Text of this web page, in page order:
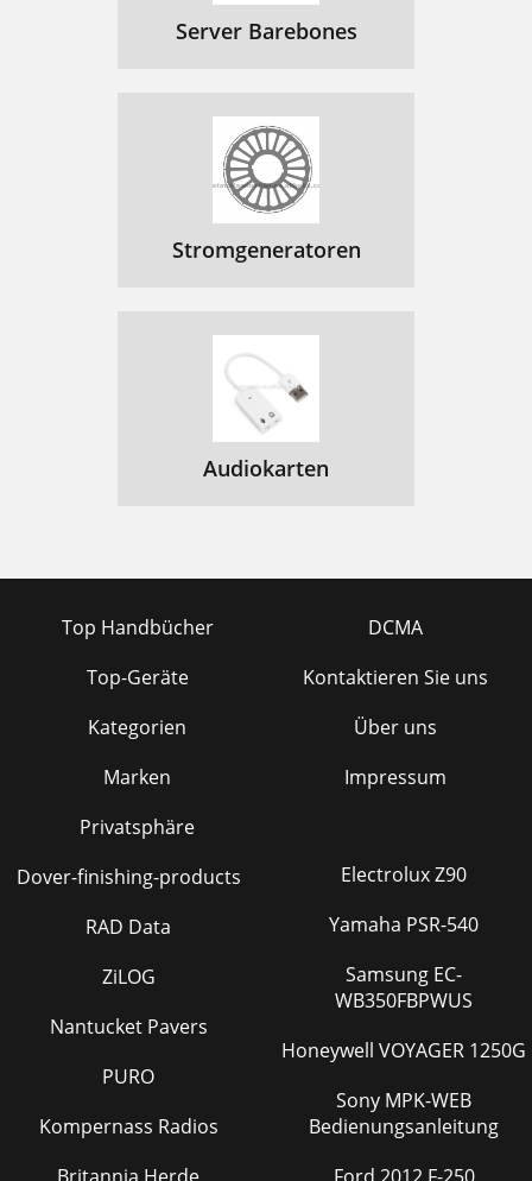
Server Barebones
Stromgeneratoren
Audiokarten
Top Handbücher
Top-Geräte
Kategorien
Marken
Privatsphäre
DCMA
Kontaktieren Sie uns
Über uns
Impressum
Dover-finishing-products
RAD Data
ZiLOG
Nantucket Pavers
PURO
Kompernass Radios
Electrolux Z90
Yamaha PSR-540
Samsung EC-
WB350FBPWUS
Honeywell VOYAGER 1250G
Sony MPK-WEB
Bedienungsanleitung